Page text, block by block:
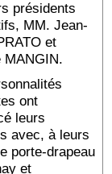
présidents
MM. Jean-
et
MANGIN.
ont
leurs
avec, à leurs
porte-drapeau
et